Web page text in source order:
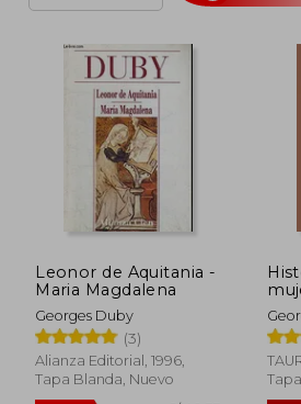
Leonor de Aquitania -
Maria Magdalena
Georges Duby
(3)
Alianza Editorial, 1996,
Tapa Blanda, Nuevo